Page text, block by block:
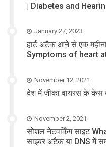
| Diabetes and
January 27, 2023
हार्ट अटैक आने से एक
Symptoms of heart
November 12, 2021
देश में जीका वायरस के केस
November 2, 2021
सोशल नेटवर्किंग साइट
साइबर अटैक या DNS में